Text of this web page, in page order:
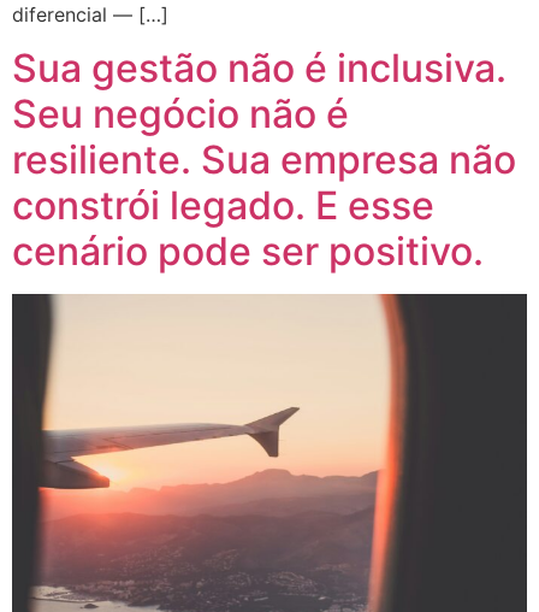
diferencial — […]
Sua gestão não é inclusiva.
Seu negócio não é
resiliente. Sua empresa não
constrói legado. E esse
cenário pode ser positivo.